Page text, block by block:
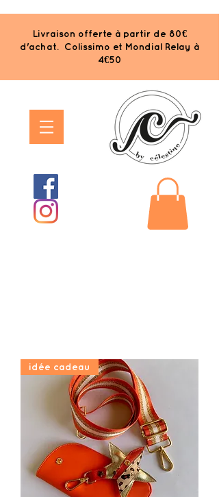
Livraison offerte à partir de 80€
d'achat. Colissimo et Mondial Relay à
4€50
idée cadeau